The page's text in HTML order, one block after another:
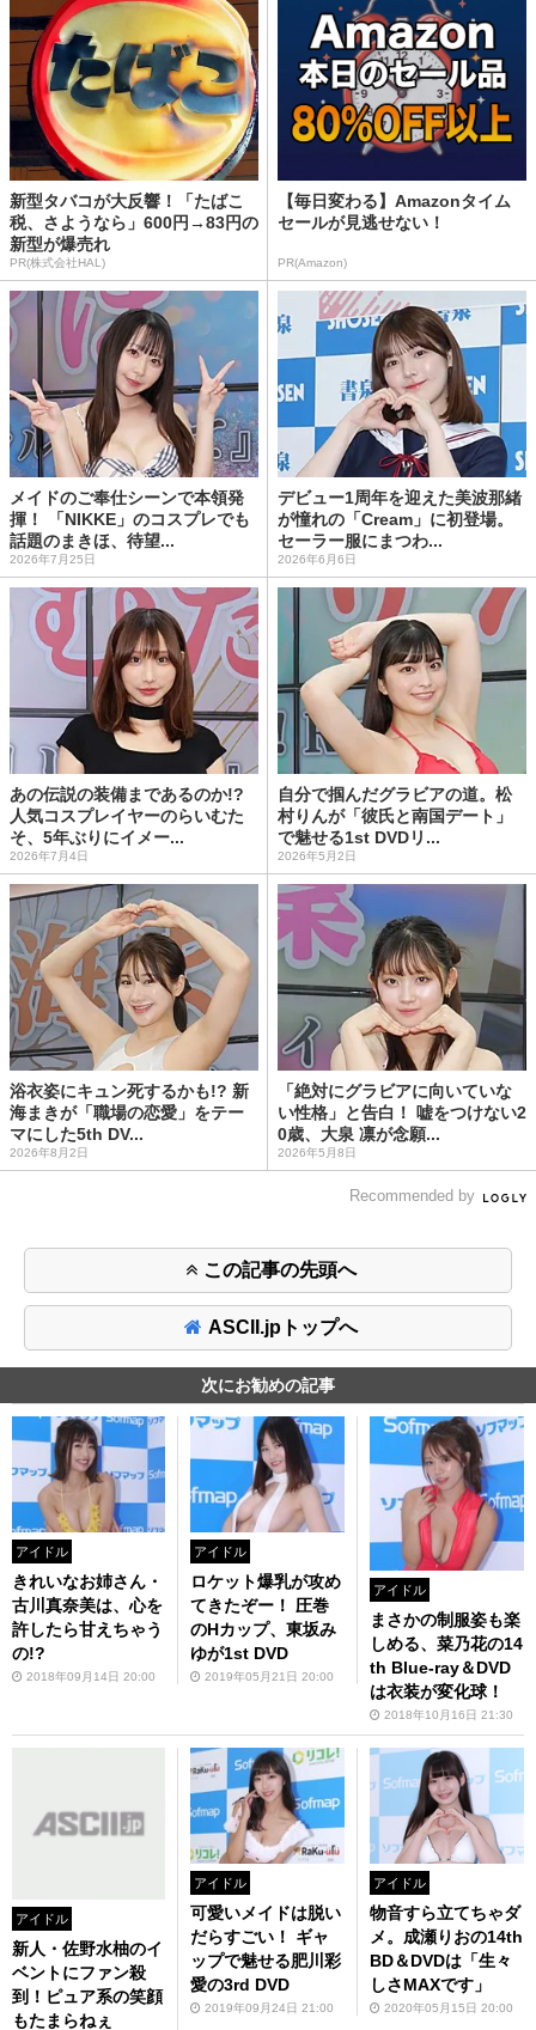
新型タバコが大反響！「たばこ
税、さようなら」600円→83円の
新型が爆売れ
PR(株式会社HAL)
【毎日変わる】Amazonタイム
セールが見逃せない！
PR(Amazon)
メイドのご奉仕シーンで本領発
揮！ 「NIKKE」のコスプレでも
話題のまきほ、待望...
2026年7月25日
デビュー1周年を迎えた美波那緒
が憧れの「Cream」に初登場。
セーラー服にまつわ...
2026年6月6日
あの伝説の装備まであるのか!?
人気コスプレイヤーのらいむた
そ、5年ぶりにイメー...
2026年7月4日
自分で掴んだグラビアの道。松
村りんが「彼氏と南国デート」
で魅せる1st DVDリ...
2026年5月2日
浴衣姿にキュン死するかも!? 新
海まきが「職場の恋愛」をテー
マにした5th DV...
2026年8月2日
「絶対にグラビアに向いていな
い性格」と告白！ 嘘をつけない2
0歳、大泉 凛が念願...
2026年5月8日
Recommended by
この記事の先頭へ
ASCII.jpトップへ
次にお勧めの記事
アイドル
きれいなお姉さん・
古川真奈美は、心を
許したら甘えちゃう
の!?
2018年09月14日 20:00
アイドル
ロケット爆乳が攻め
てきたぞー！ 圧巻
のHカップ、東坂み
ゆが1st DVD
2019年05月21日 20:00
アイドル
まさかの制服姿も楽
しめる、菜乃花の14
th Blue-ray＆DVD
は衣装が変化球！
2018年10月16日 21:30
アイドル
新人・佐野水柚のイ
ベントにファン殺
到！ピュア系の笑顔
もたまらねぇ
アイドル
可愛いメイドは脱い
だらすごい！ ギャ
ップで魅せる肥川彩
愛の3rd DVD
2019年09月24日 21:00
アイドル
物音すら立てちゃダ
メ。成瀬りおの14th
BD＆DVDは「生々
しさMAXです」
2020年05月15日 20:00